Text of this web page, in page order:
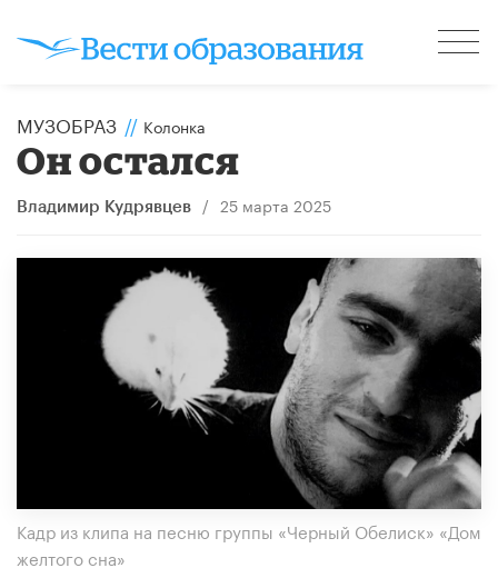
МУЗОБРАЗ // Колонка
Он остался
Владимир Кудрявцев / 25 марта 2025
Кадр из клипа на песню группы «Черный Обелиск» «Дом
желтого сна»